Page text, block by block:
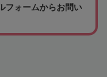
フォームからお問い